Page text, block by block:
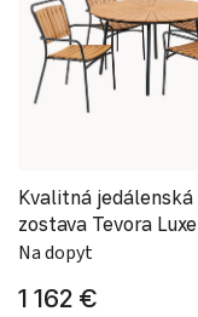
Kvalitná jedálenská
zostava Tevora Luxe
Na dopyt
1 162 €